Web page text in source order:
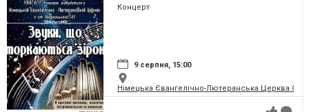
Концерт
9 серпня, 15:00
Німецька Євангелічно-Лютеранська Церква